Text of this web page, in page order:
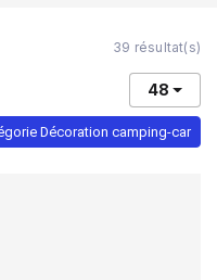
39 résultat(s)
48
Décoration camping-car